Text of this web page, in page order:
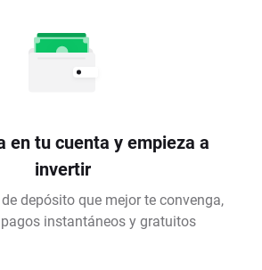
en tu cuenta y empieza a
invertir
depósito que mejor te convenga,
instantáneos y gratuitos